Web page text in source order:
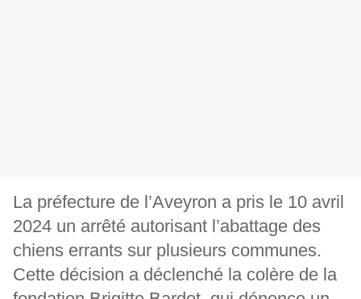
La préfecture de l’Aveyron a pris le 10 avril
2024 un arrêté autorisant l’abattage des
chiens errants sur plusieurs communes.
Cette décision a déclenché la colère de la